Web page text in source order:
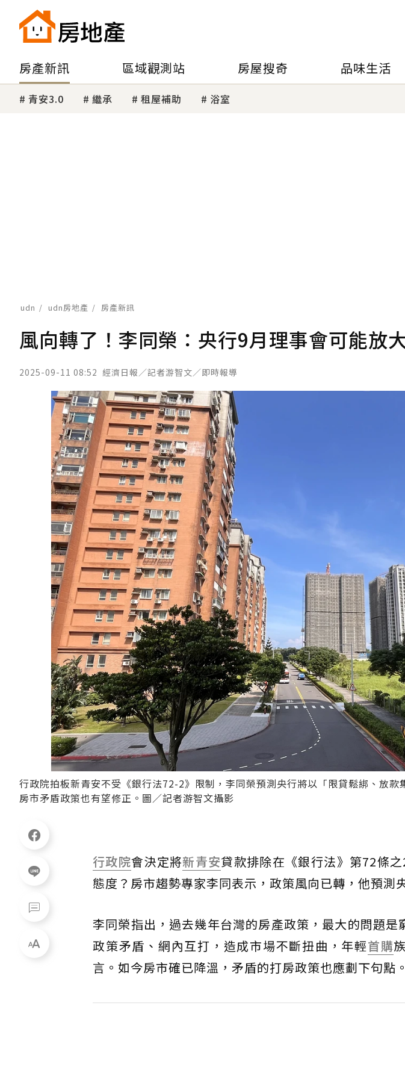
房產新訊 區域觀測站 房屋搜奇 品味生活
青安3.0 繼承 租屋補助 浴室
udn udn房地產 房產新訊
風向轉了！李同榮：央行9月理事會可能放
2025-09-11 08:52 經濟日報／記者游智文／即時報導
行政院拍板新青安不受《銀行法72-2》限制，李同榮預測央行將以「限貸鬆綁、放款
房市矛盾政策也有望修正。圖／記者游智文攝影
行政院會決定將新青安貸款排除在《銀行法》第72條
態度？房市趨勢專家李同表示，政策風向已轉，他預測
李同榮指出，過去幾年台灣的房產政策，最大的問題
政策矛盾、網內互打，造成市場不斷扭曲，年輕首購
言。如今房市確已降溫，矛盾的打房政策也應劃下句點。